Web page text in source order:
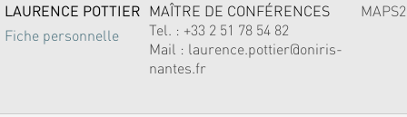
LAURENCE POTTIER
Fiche personnelle
MAÎTRE DE CONFÉRENCES
Tel. : +33 2 51 78 54 82
Mail : laurence.pottier@oniris-
nantes.fr
MAPS2